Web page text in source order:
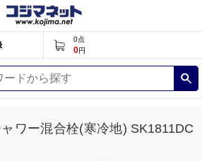
0点
0円
ワー混合栓(寒冷地) SK1811DC